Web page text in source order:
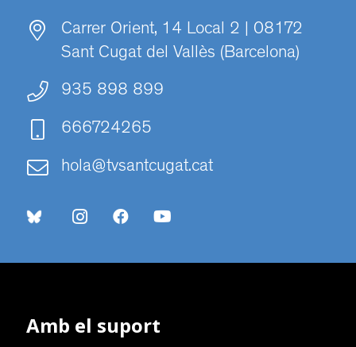
Carrer Orient, 14 Local 2 | 08172
Sant Cugat del Vallès (Barcelona)
935 898 899
666724265
hola@tvsantcugat.cat
Amb el suport